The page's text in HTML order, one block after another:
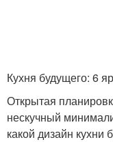
Кухня будущего: 6
Открытая
нескучный
какой дизайн кухни